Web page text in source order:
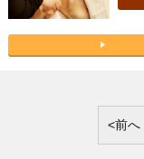
<前へ